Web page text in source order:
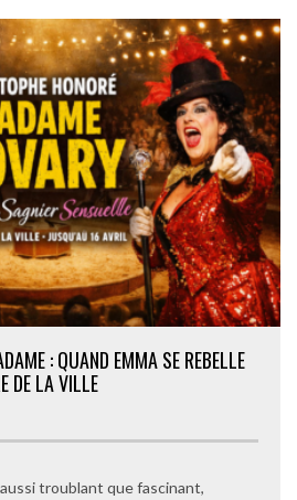
: QUAND EMMA SE REBELLE
DE LA VILLE
troublant que fascinant,